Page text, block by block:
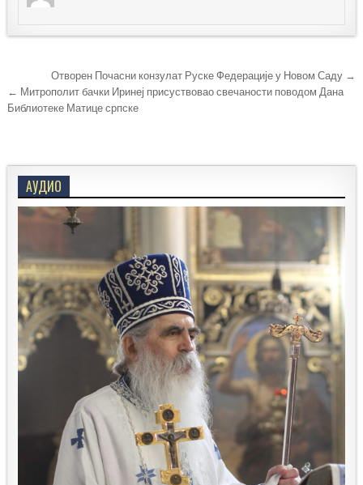
Кретање
чланка
Отворен Почасни конзулат Руске Федерације у Новом Саду →
← Митрополит бачки Иринеј присуствовао свечаности поводом Дана
Библиотеке Матице српске
АУДИО